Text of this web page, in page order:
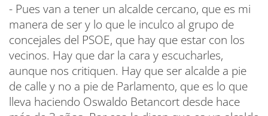
- Pues van a tener un alcalde cercano, que es mi
manera de ser y lo que le inculco al grupo de
concejales del PSOE, que hay que estar con los
vecinos. Hay que dar la cara y escucharles,
aunque nos critiquen. Hay que ser alcalde a pie
de calle y no a pie de Parlamento, que es lo que
lleva haciendo Oswaldo Betancort desde hace